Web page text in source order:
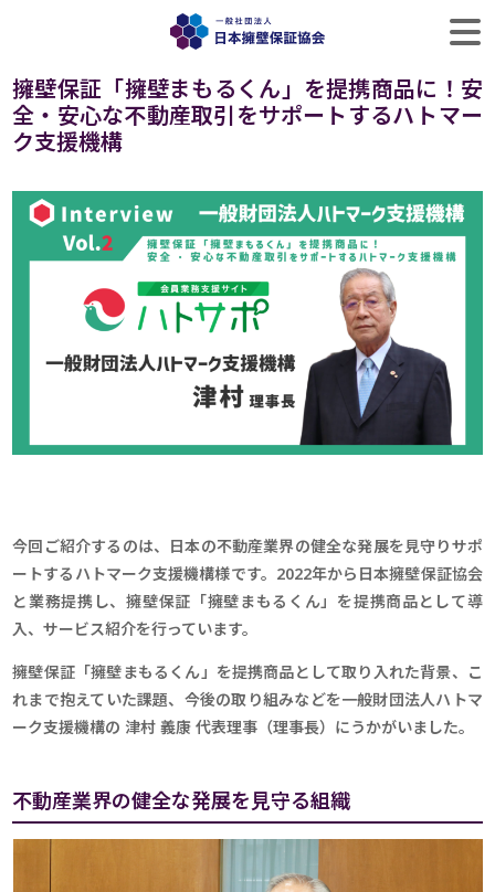
擁壁保証「擁壁まもるくん」を提携商品に！安
全・安心な不動産取引をサポートするハトマー
ク支援機構
今回ご紹介するのは、日本の不動産業界の健全な発展を見守りサポ
ートするハトマーク支援機構様です。2022年から日本擁壁保証協会
と業務提携し、擁壁保証「擁壁まもるくん」を提携商品として導
入、サービス紹介を行っています。
擁壁保証「擁壁まもるくん」を提携商品として取り入れた背景、こ
れまで抱えていた課題、今後の取り組みなどを一般財団法人ハトマ
ーク支援機構の 津村 義康 代表理事（理事長）にうかがいました。
不動産業界の健全な発展を見守る組織